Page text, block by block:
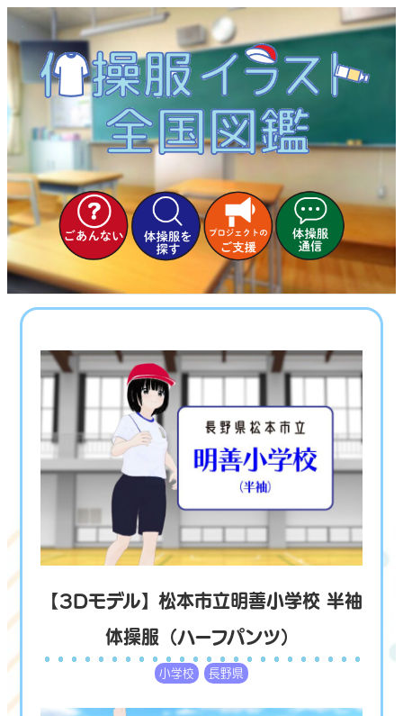
内
を
キ
プ
【3Dモデル】松本市立明善小学校 半袖
体操服（ハーフパンツ）
小学校 長野県